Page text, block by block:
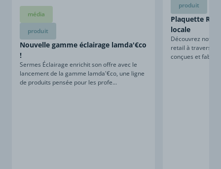
média
produit
Nouvelle gamme éclairage lamda'€co
!
Sermes Éclairage enrichit son offre avec le
lancement de la gamme lamda'€co, une ligne
de produits pensée pour les profe...
produit
Plaquette
locale
Découvrez notre
retail à travers
conçues et